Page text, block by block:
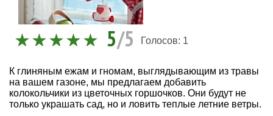
5/5 Голосов: 1
К глиняным ежам и гномам, выглядывающим из травы
на вашем газоне, мы предлагаем добавить
колокольчики из цветочных горшочков. Они будут не
только украшать сад, но и ловить теплые летние ветры.